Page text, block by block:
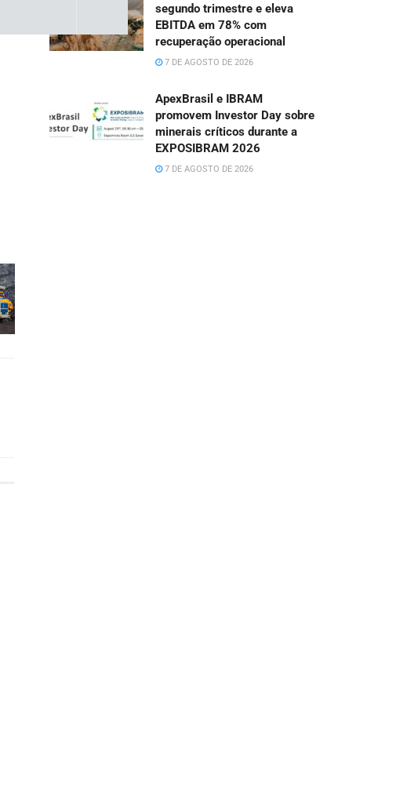
segundo trimestre e eleva
EBITDA em 78% com
recuperação operacional
7 DE AGOSTO DE 2026
ApexBrasil e IBRAM
promovem Investor Day sobre
minerais críticos durante a
EXPOSIBRAM 2026
7 DE AGOSTO DE 2026